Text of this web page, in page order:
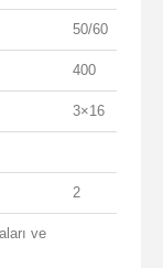
50/60
400
3×16
2
ve